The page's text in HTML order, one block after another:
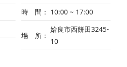
時 間
10:00 ~ 17:00
場 所
姶良市西餅田3245-
10